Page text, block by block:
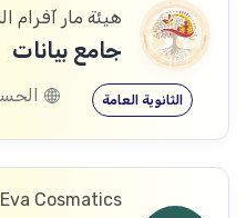
جامع بيانات
الثانوية العامة
Eva Cosmatics